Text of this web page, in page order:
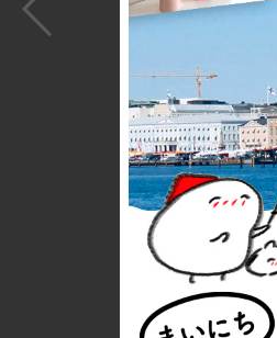
詳細ページへのリンク